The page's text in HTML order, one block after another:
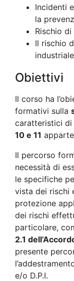
Incidenti
la
Rischio
Il rischio
industriale
Obiettivi
Il corso ha
formativi sulla
caratteristici di
10 e 11
Il percorso
necessità di
le specifiche
vista dei rischi
protezione
dei rischi
particolare,
2.1
presente
e/o D.P.I.